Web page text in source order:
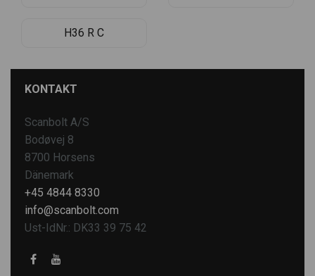
H36 R C
KONTAKT
Scanbolt A/S
Bodøvej 8
8700 Horsens
Dänemark
+45 4844 8330
info@scanbolt.com
Ust-IdNr.: DK33 39 75 42